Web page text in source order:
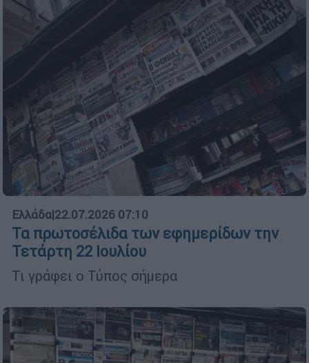
Ελλάδα|22.07.2026 07:10
Τα πρωτοσέλιδα των εφημερίδων την
Τετάρτη 22 Ιουλίου
Τι γράφει ο Τύπος σήμερα